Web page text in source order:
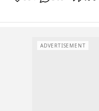
ADVERTISEMENT